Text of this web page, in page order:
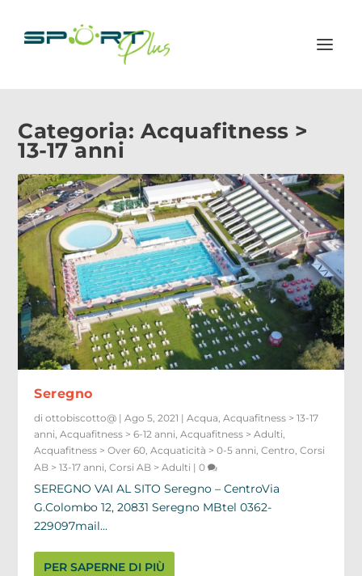
Categoria: Acquafitness >
13-17 anni
Seregno
diottobiscotto@ |Ago 5, 2021 |Acqua ,Acquafitness > 13-17
anni ,Acquafitness > 6-12 anni ,Acquafitness > Adulti
Acquafitness > Over 60 ,Acquaticità > 0-5 anni ,Centro ,Corsi
AB > 13-17 anni ,Corsi AB > Adulti |0
SEREGNO VAI AL SITO Seregno – CentroVia
G.Colombo 12, 20831 Seregno MBtel 0362-
229097mail...
PER SAPERNE DI PIÙ